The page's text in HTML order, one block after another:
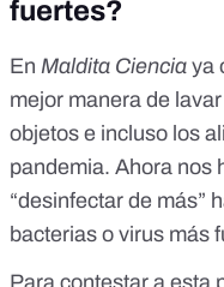
fuertes?
En Maldita Ciencia ya
mejor manera de
objetos e incluso los
pandemia. Ahora nos
“desinfectar de más”
bacterias o virus más